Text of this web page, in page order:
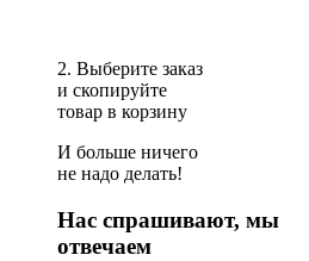
2. Выберите заказ
и скопируйте
товар в корзину
И больше ничего
не надо делать!
Нас спрашивают, мы
отвечаем